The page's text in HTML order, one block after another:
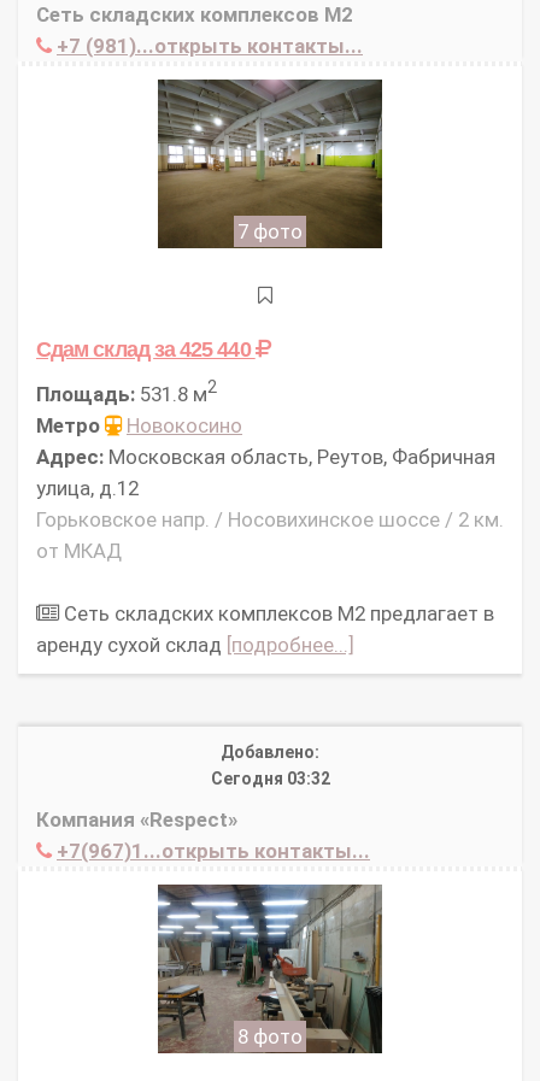
Сеть складских комплексов М2
+7 (981)...открыть контакты...
7 фото
Сдам складза 425 440
Площадь: 531.8 м2
Метро
Новокосино
Адрес: Московская область, Реутов, Фабричная
улица, д.12
Горьковское напр. / Носовихинское шоссе / 2 км.
от МКАД
Сеть складских комплексов М2 предлагает в
аренду сухой склад [подробнее...]
Добавлено:
Сегодня 03:32
Компания «Respect»
+7(967)1...открыть контакты...
8 фото